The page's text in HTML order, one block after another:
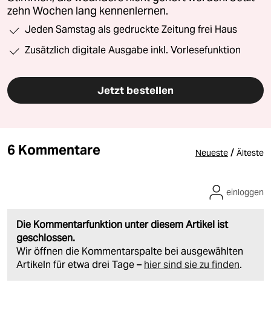
zehn Wochen lang kennenlernen.
Jeden Samstag als gedruckte Zeitung frei Haus
Zusätzlich digitale Ausgabe inkl. Vorlesefunktion
Jetzt bestellen
6 Kommentare Neueste / Älteste
Die Kommentarfunktion unter diesem Artikel ist
geschlossen.
Wir öffnen die Kommentarspalte bei ausgewählten
Artikeln für etwa drei Tage – hier sind sie zu finden.
einloggen